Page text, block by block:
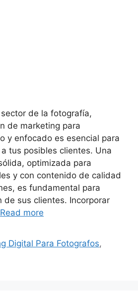
de la fotografía,
de marketing para
y enfocado es esencial para
tus posibles clientes. Una
optimizada para
y con contenido de calidad
es fundamental para
de sus clientes. Incorporar
Read more
Digital Para Fotografos,